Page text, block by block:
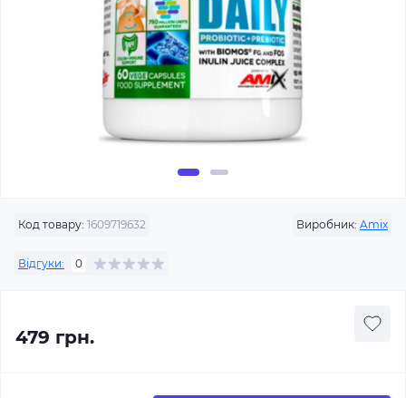
Код товару: 1609719632 Виробник: Amix
Відгуки: 0
479 грн.